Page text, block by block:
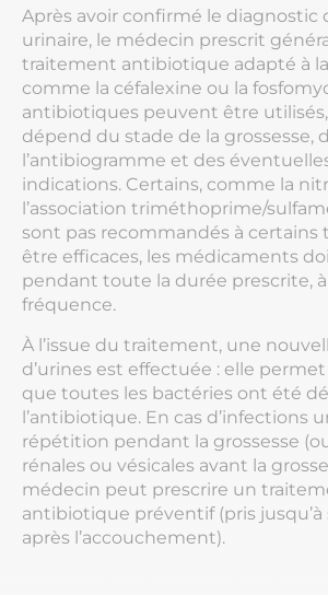
Après avoir confirmé le diagnostic
urinaire, le médecin prescrit
traitement antibiotique adapté à la
comme la céfalexine ou la
antibiotiques peuvent être
dépend du stade de la grossesse,
l’antibiogramme et des
indications. Certains, comme la
l’association triméthoprime/
sont pas recommandés à certains
être efficaces, les médicaments
pendant toute la durée prescrite,
fréquence.
À l’issue du traitement, une
d’urines est effectuée : elle permet
que toutes les bactéries ont été
l’antibiotique. En cas d’infections
répétition pendant la grossesse
rénales ou vésicales avant la
médecin peut prescrire un
antibiotique préventif (pris jusqu’à
après l’accouchement).